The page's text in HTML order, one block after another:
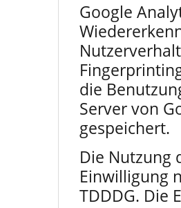
Google
die
Server von
gespeichert.
Die Nutzung
Einwilligung
TDDDG. Die